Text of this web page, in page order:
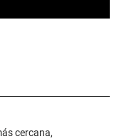
cercana,